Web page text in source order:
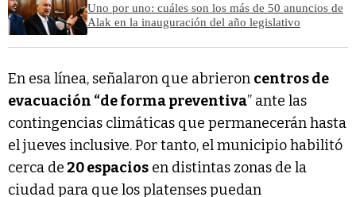
Uno por uno: cuáles son los más de 50 anuncios de
Alak en la inauguración del año legislativo
En esa línea, señalaron que abrieron centros de
evacuación “de forma preventiva” ante las
contingencias climáticas que permanecerán hasta
el jueves inclusive. Por tanto, el municipio habilitó
cerca de 20 espacios en distintas zonas de la
ciudad para que los platenses puedan